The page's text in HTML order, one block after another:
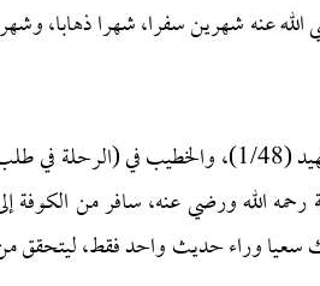
عنه شهرين سفرا، شهرا ذهابا،
ومثل هذا فعل شعبةُ بن الحجاج أبو بسطام الإمام الكبير، فقد روى ابن عبد البر في التمهيد (1/48)، والخطيب في
رحمه الله ورضي عنه، سافر من الكوفة
ذلك سعيا وراء حديث واحد فقط، ليتحقق